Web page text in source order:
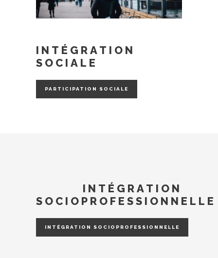
INTÉGRATION
SOCIALE
PARTICIPATION SOCIALE
INTÉGRATION
SOCIOPROFESSIONNELLE
INTÉGRATION SOCIOPROFESSIONNELLE